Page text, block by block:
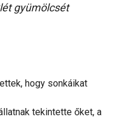
gyümölcsét
hogy sonkáikat
tekintette őket, a